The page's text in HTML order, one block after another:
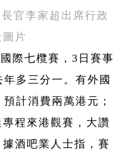
官李家超出席行政
片
際七欖賽，3日賽事
多三分一。有外國
計消費兩萬港元；
程來港觀賽，大讚
酒吧業人士指，賽